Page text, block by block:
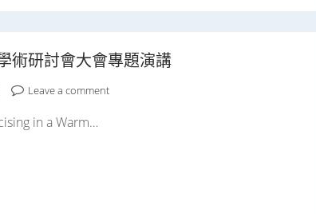
術研討會大會專題演講
Leave a comment
in a Warm…